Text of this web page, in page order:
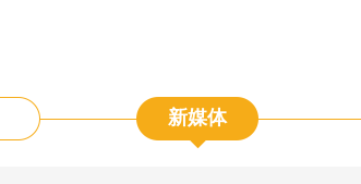
新媒体